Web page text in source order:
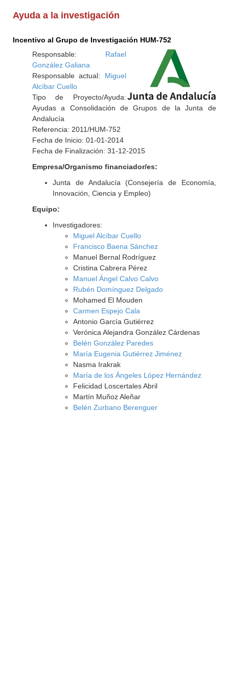
Ayuda a la investigación
Incentivo al Grupo de Investigación HUM-752
Responsable: Rafael
González Galiana
Responsable actual: Miguel
Alcíbar Cuello
Tipo de Proyecto/Ayuda:
Ayudas a Consolidación de Grupos de la Junta de
Andalucía
Referencia: 2011/HUM-752
Fecha de Inicio: 01-01-2014
Fecha de Finalización: 31-12-2015
Empresa/Organismo financiador/es:
Junta de Andalucía (Consejería de Economía,
Innovación, Ciencia y Empleo)
Equipo:
Investigadores:
Miguel Alcíbar Cuello
Francisco Baena Sánchez
Manuel Bernal Rodríguez
Cristina Cabrera Pérez
Manuel Ángel Calvo Calvo
Rubén Domínguez Delgado
Mohamed El Mouden
Carmen Espejo Cala
Antonio García Gutiérrez
Verónica Alejandra González Cárdenas
Belén González Paredes
María Eugenia Gutiérrez Jiménez
Nasma Irakrak
María de los Ángeles López Hernández
Felicidad Loscertales Abril
Martín Muñoz Aleñar
Belén Zurbano Berenguer